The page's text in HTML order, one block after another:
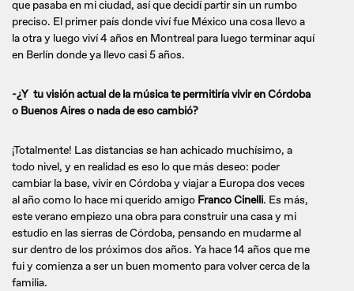
que pasaba en mi ciudad, así que decidí partir sin un rumbo
preciso. El primer país donde viví fue México una cosa llevo a
la otra y luego viví 4 años en Montreal para luego terminar aquí
en Berlín donde ya llevo casi 5 años.
-¿Y tu visión actual de la música te permitiría vivir en Córdoba
o Buenos Aires o nada de eso cambió?
¡Totalmente! Las distancias se han achicado muchísimo, a
todo nivel, y en realidad es eso lo que más deseo: poder
cambiar la base, vivir en Córdoba y viajar a Europa dos veces
al año como lo hace mi querido amigo Franco Cinelli. Es más,
este verano empiezo una obra para construir una casa y mi
estudio en las sierras de Córdoba, pensando en mudarme al
sur dentro de los próximos dos años. Ya hace 14 años que me
fui y comienza a ser un buen momento para volver cerca de la
familia.